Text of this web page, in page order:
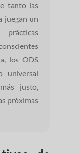
tanto las
juegan un
prácticas
los ODS
universal
justo,
próximas